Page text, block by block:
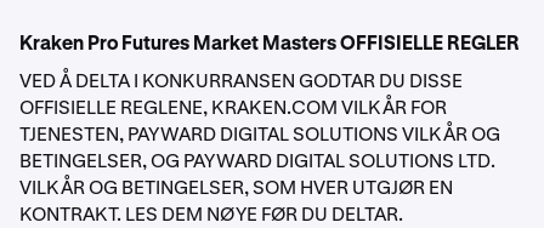
Kraken Pro Futures Market Masters OFFISIELLE REGLER
VED Å DELTA I KONKURRANSEN GODTAR DU DISSE
OFFISIELLE REGLENE, KRAKEN.COM VILKÅR FOR
TJENESTEN, PAYWARD DIGITAL SOLUTIONS VILKÅR OG
BETINGELSER, OG PAYWARD DIGITAL SOLUTIONS LTD.
VILKÅR OG BETINGELSER, SOM HVER UTGJØR EN
KONTRAKT. LES DEM NØYE FØR DU DELTAR.